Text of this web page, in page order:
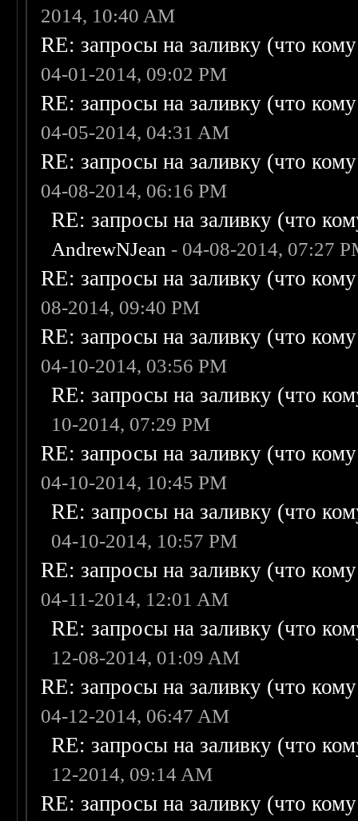
2014, 10:40 AM
RE: запросы на заливку (что
04-01-2014, 09:02 PM
RE: запросы на заливку (что
04-05-2014, 04:31 AM
RE: запросы на заливку (что
04-08-2014, 06:16 PM
RE: запросы на заливку (что
AndrewNJean - 04-08-2014, 07:27
RE: запросы на заливку (что
08-2014, 09:40 PM
RE: запросы на заливку (что
04-10-2014, 03:56 PM
RE: запросы на заливку (что
10-2014, 07:29 PM
RE: запросы на заливку (что
04-10-2014, 10:45 PM
RE: запросы на заливку (что
04-10-2014, 10:57 PM
RE: запросы на заливку (что
04-11-2014, 12:01 AM
RE: запросы на заливку (что
12-08-2014, 01:09 AM
RE: запросы на заливку (что
04-12-2014, 06:47 AM
RE: запросы на заливку (что
12-2014, 09:14 AM
RE: запросы на заливку (что